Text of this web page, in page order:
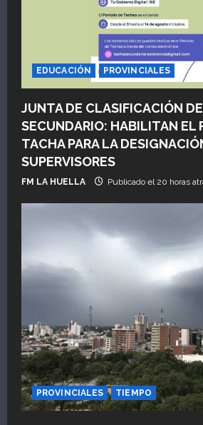
n
t
r
a
d
s
EDUCACIÓN PROVINCIALES
JUNTA DE CLASIFICACIÓN
SECUNDARIO: HABILITAN EL
TACHA PARA LA
SUPERVISORES
FM LA HUELLA Publicado el 20 horas
PROVINCIALES TIEMPO